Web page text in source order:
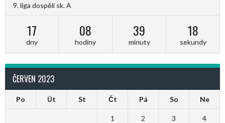
9. liga dospělí sk. A
17
dny
08
hodiny
39
minuty
18
sekundy
ČERVEN 2023
Po Út St Čt Pá So Ne
1 2 3 4